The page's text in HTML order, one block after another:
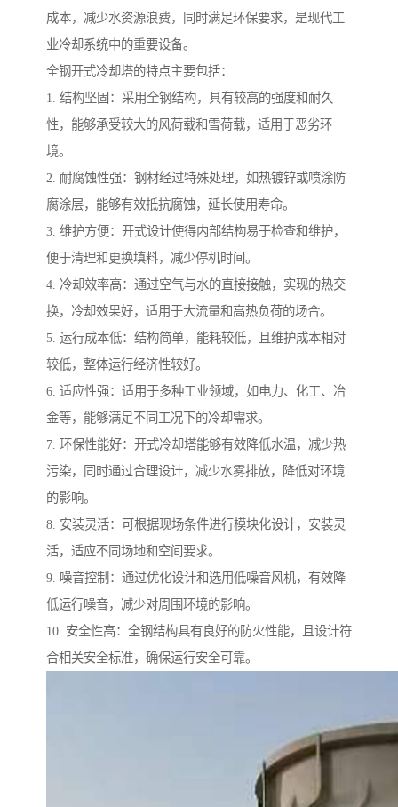
成本，减少水资源浪费，同时满足环保要求，是现代工
业冷却系统中的重要设备。
全钢开式冷却塔的特点主要包括：
1. 结构坚固：采用全钢结构，具有较高的强度和耐久
性，能够承受较大的风荷载和雪荷载，适用于恶劣环
境。
2. 耐腐蚀性强：钢材经过特殊处理，如热镀锌或喷涂防
腐涂层，能够有效抵抗腐蚀，延长使用寿命。
3. 维护方便：开式设计使得内部结构易于检查和维护，
便于清理和更换填料，减少停机时间。
4. 冷却效率高：通过空气与水的直接接触，实现的热交
换，冷却效果好，适用于大流量和高热负荷的场合。
5. 运行成本低：结构简单，能耗较低，且维护成本相对
较低，整体运行经济性较好。
6. 适应性强：适用于多种工业领域，如电力、化工、冶
金等，能够满足不同工况下的冷却需求。
7. 环保性能好：开式冷却塔能够有效降低水温，减少热
污染，同时通过合理设计，减少水雾排放，降低对环境
的影响。
8. 安装灵活：可根据现场条件进行模块化设计，安装灵
活，适应不同场地和空间要求。
9. 噪音控制：通过优化设计和选用低噪音风机，有效降
低运行噪音，减少对周围环境的影响。
10. 安全性高：全钢结构具有良好的防火性能，且设计符
合相关安全标准，确保运行安全可靠。